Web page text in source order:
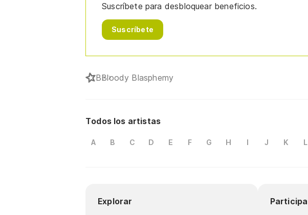
Suscríbete para desbloquear beneficios.
Suscríbete
BBloody Blasphemy
Todos los artistas
A B C D E F G H I J K L
Explorar Participa